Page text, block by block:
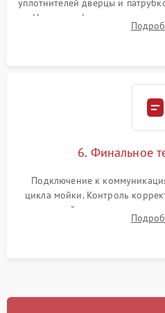
уплотнителей дверцы и
Надежная фиксация хомутов
сборка корпуса и
6. Финальное
Подключение к
цикла мойки. Контроль
до нужной температуры,
штатного слива и